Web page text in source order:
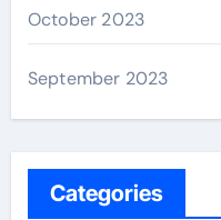
October 2023
September 2023
Categories